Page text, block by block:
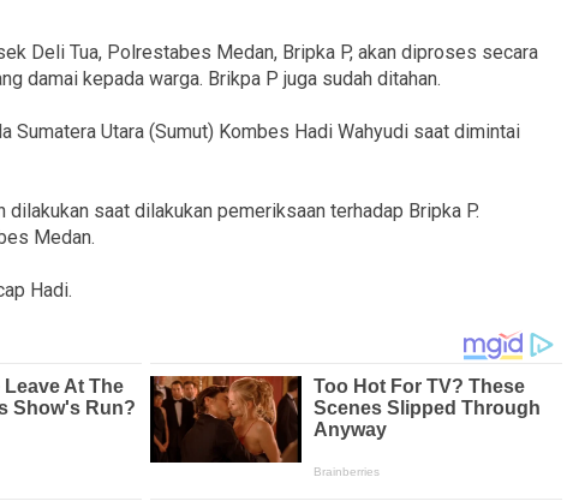
Deli Tua, Polrestabes Medan, Bripka P, akan diproses secara
damai kepada warga. Brikpa P juga sudah ditahan.
Sumatera Utara (Sumut) Kombes Hadi Wahyudi saat dimintai
dilakukan saat dilakukan pemeriksaan terhadap Bripka P.
Medan.
Hadi.